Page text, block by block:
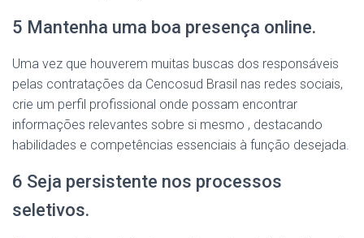
5 Mantenha uma boa presença online.
Uma vez que houverem muitas buscas dos responsáveis
pelas contratações da Cencosud Brasil nas redes sociais,
crie um perfil profissional onde possam encontrar
informações relevantes sobre si mesmo , destacando
habilidades e competências essenciais à função desejada.
6 Seja persistente nos processos
seletivos.